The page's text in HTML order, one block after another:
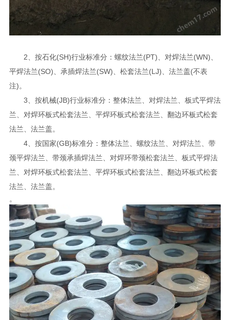
2、按石化(SH)行业标准分：螺纹法兰(PT)、对焊法兰(WN)、
平焊法兰(SO)、承插焊法兰(SW)、松套法兰(LJ)、法兰盖(不表
注)。
3、按机械(JB)行业标准分：整体法兰、对焊法兰、板式平焊法
兰、对焊环板式松套法兰、平焊环板式松套法兰、翻边环板式松套
法兰、法兰盖。
4、按国家(GB)标准分：整体法兰、螺纹法兰、对焊法兰、带
颈平焊法兰、带颈承插焊法兰、对焊环带颈松套法兰、板式平焊法
兰、对焊环板式松套法兰、平焊环板式松套法兰、翻边环板式松套
法兰、法兰盖。
。